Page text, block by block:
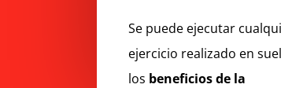
Se puede ejecutar
ejercicio realizado en
los beneficios de la